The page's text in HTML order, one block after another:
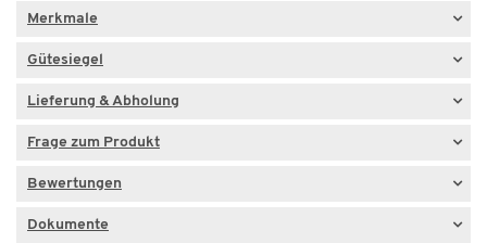
Merkmale
Gütesiegel
Lieferung & Abholung
Frage zum Produkt
Bewertungen
Dokumente